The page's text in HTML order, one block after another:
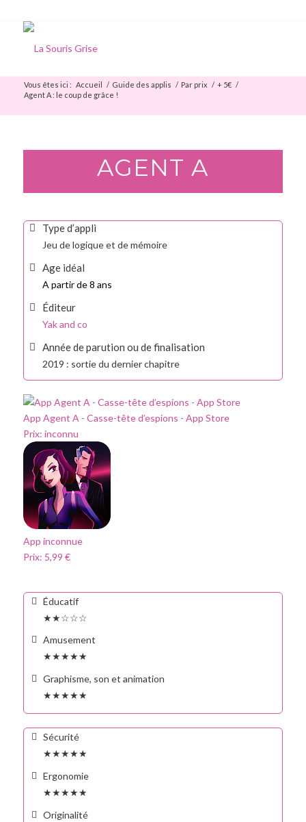
Vous êtes ici : Accueil / Guide des applis / Par prix / + 5€ /
Agent A : le coup de grâce !
AGENT A
Type d’appli
Jeu de logique et de mémoire
Age idéal
A partir de 8 ans
Éditeur
Yak and co
Année de parution ou de finalisation
2019 : sortie du dernier chapitre
App Agent A - Casse-tête d’espions - App Store
Prix: inconnu
App inconnue
Prix: 5,99 €
Éducatif
★★☆☆☆
Amusement
★★★★★
Graphisme, son et animation
★★★★★
Sécurité
★★★★★
Ergonomie
★★★★★
Originalité